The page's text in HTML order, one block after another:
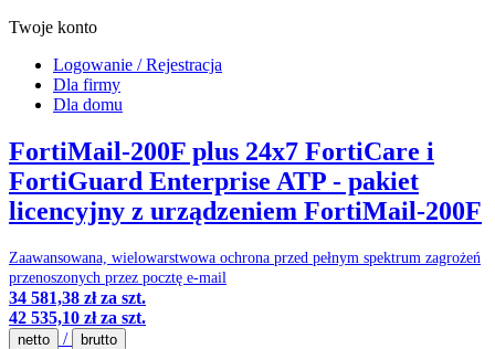
Twoje konto
Logowanie / Rejestracja
Dla firmy
Dla domu
FortiMail-200F plus 24x7 FortiCare i
FortiGuard Enterprise ATP - pakiet
licencyjny z urządzeniem FortiMail-200F
Zaawansowana, wielowarstwowa ochrona przed pełnym spektrum zagrożeń
przenoszonych przez pocztę e-mail
34 581,38 złza szt.
42 535,10 złza szt.
netto /
brutto